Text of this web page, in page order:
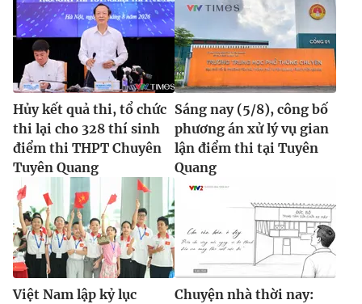
Hủy kết quả thi, tổ chức
thi lại cho 328 thí sinh
điểm thi THPT Chuyên
Tuyên Quang
Sáng nay (5/8), công bố
phương án xử lý vụ gian
lận điểm thi tại Tuyên
Quang
Việt Nam lập kỷ lục
Chuyện nhà thời nay: